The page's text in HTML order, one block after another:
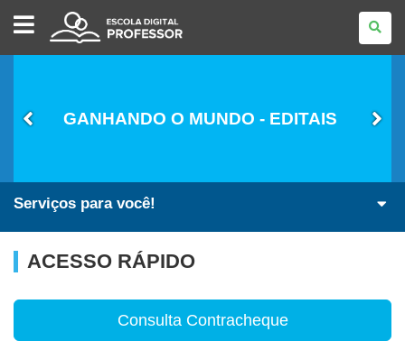
ESCOLA
DIGITAL
-
PROFESSOR
GANHANDO O MUNDO - EDITAIS
Serviços para você!
ACESSO RÁPIDO
Consulta Contracheque